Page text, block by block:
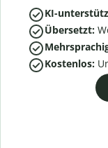
KI-
Übersetzt:
Kostenlos: